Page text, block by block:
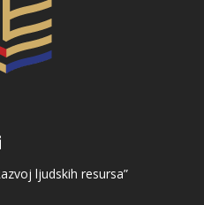
ljudskih resursa”